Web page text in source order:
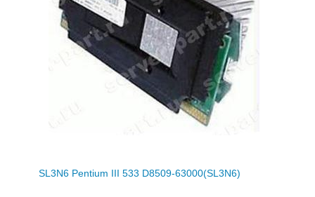
SL3N6 Pentium III 533 D8509-63000(SL3N6)